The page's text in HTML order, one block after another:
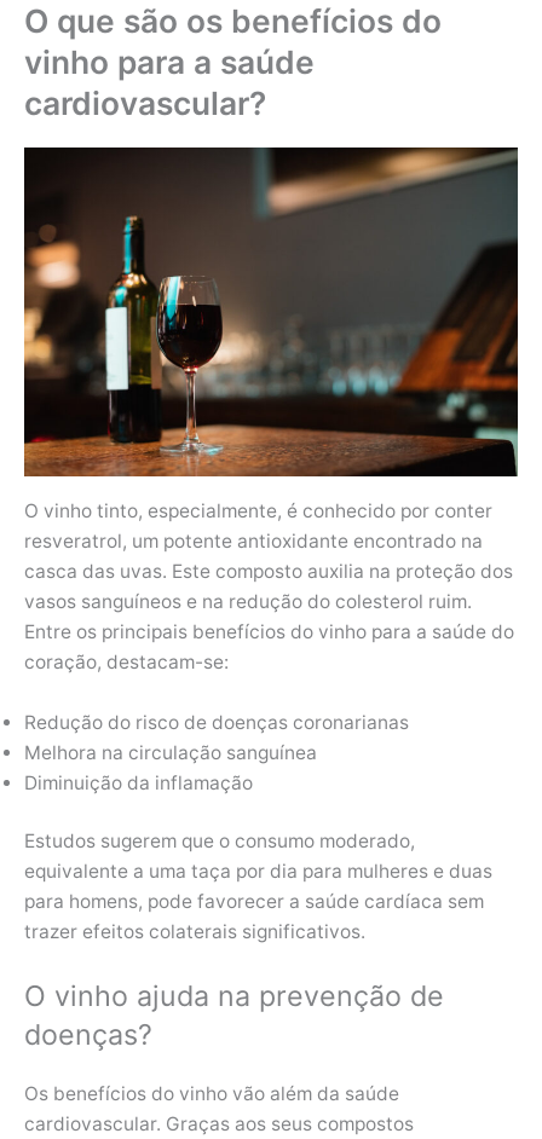
O que são os benefícios do
vinho para a saúde
cardiovascular?
O vinho tinto, especialmente, é conhecido por conter
resveratrol, um potente antioxidante encontrado na
casca das uvas. Este composto auxilia na proteção dos
vasos sanguíneos e na redução do colesterol ruim.
Entre os principais benefícios do vinho para a saúde do
coração, destacam-se:
Redução do risco de doenças coronarianas
Melhora na circulação sanguínea
Diminuição da inflamação
Estudos sugerem que o consumo moderado,
equivalente a uma taça por dia para mulheres e duas
para homens, pode favorecer a saúde cardíaca sem
trazer efeitos colaterais significativos.
O vinho ajuda na prevenção de
doenças?
Os benefícios do vinho vão além da saúde
cardiovascular. Graças aos seus compostos